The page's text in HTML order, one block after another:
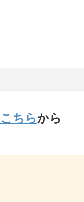
こちらから